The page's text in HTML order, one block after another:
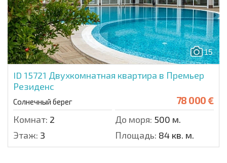
15
ID 15721 Двухкомнатная квартира в Премьер
Резиденс
Солнечный берег 78 000 €
Комнат: 2 До моря: 500 м.
Этаж: 3 Площадь: 84 кв. м.